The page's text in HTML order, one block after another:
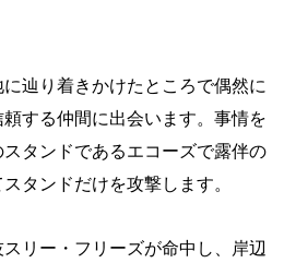
辿り着きかけたところで偶然に
する仲間に出会います。事情を
タンドであるエコーズで露伴の
タンドだけを攻撃します。
リー・フリーズが命中し、岸辺